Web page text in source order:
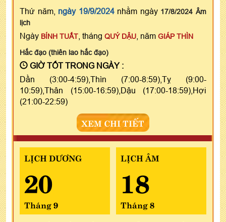
Thứ năm, ngày 19/9/2024nhằm ngày 17/8/2024 Âm
lịch
Ngày BÍNH TUẤT , tháng QUÝ DẬU , năm GIÁP THÌN
Hắc đạo (thiên lao hắc đạo)
GIỜ TỐT TRONG NGÀY :
Dần (3:00-4:59),Thìn (7:00-8:59),Tỵ (9:00-
10:59),Thân (15:00-16:59),Dậu (17:00-18:59),Hợi
(21:00-22:59)
XEM CHI TIẾT
LỊCH DƯƠNG
20
Tháng 9
LỊCH ÂM
18
Tháng 8